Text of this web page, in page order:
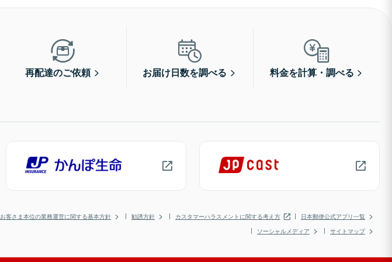
再配達のご依頼 お届け日数を調べる 料金を計算・調べる
お客さま本位の業務運営に関する基本方針 勧誘方針 カスタマーハラスメントに関する考え方
日本郵便公式アプリ一覧
ソーシャルメディア
サイトマップ